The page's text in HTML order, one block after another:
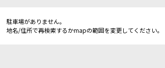
駐車場がありません。
地名/住所で再検索するかmapの範囲を変更してください。